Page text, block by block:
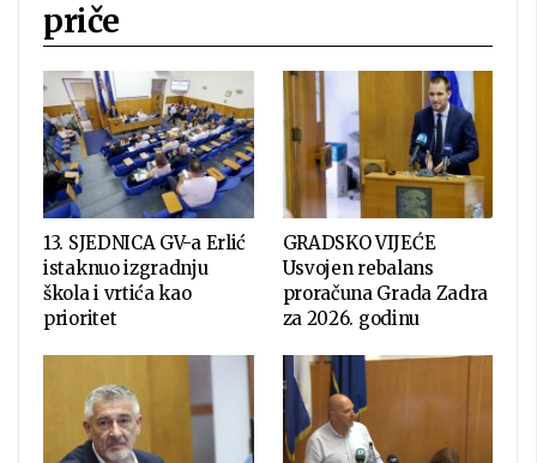
priče
13. SJEDNICA GV-a Erlić
istaknuo izgradnju
škola i vrtića kao
prioritet
GRADSKO VIJEĆE
Usvojen rebalans
proračuna Grada Zadra
za 2026. godinu